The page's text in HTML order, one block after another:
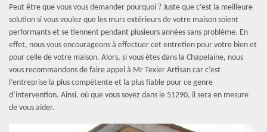
Peut être que vous vous demander pourquoi ? Juste que c’est la meilleure
solution si vous voulez que les murs extérieurs de votre maison soient
performants et se tiennent pendant plusieurs années sans problème. En
effet, nous vous encourageons à effectuer cet entretien pour votre bien et
pour celle de votre maison. Alors, si vous êtes dans la Chapelaine, nous
vous recommandons de faire appel à Mr Texier Artisan car c’est
l’entreprise la plus compétente et la plus fiable pour ce genre
d’intervention. Ainsi, où que vous soyez dans le 51290, il sera en mesure
de vous aider.